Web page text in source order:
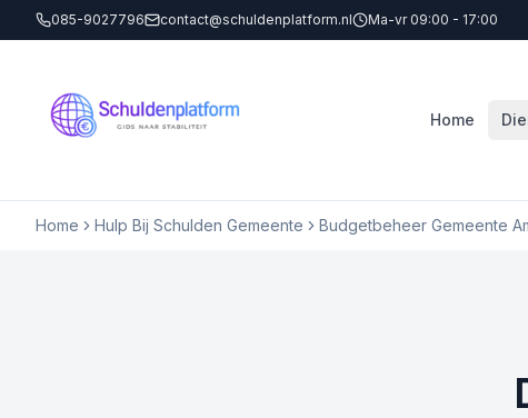
085-9027796 contact@schuldenplatform.nl Ma-vr 09:00 - 17:00
Home
Home Hulp Bij Schulden Gemeente Budgetbeheer Gemeente